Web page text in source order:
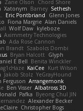
Zane Olson
Chord Shore
Xatonym Barney Sethesh
Eric Pontbriand
Glenn Jones
Fiona Margrie Alan Daniels
Wolf Daw kyleboze
Aximmetry Technologies
Ada Rose Cannon
Brandt Szabolcs Dombi
Bryan Halcott Glyph
E Bell Benita Winckler
KaiCee Kurt Wilson
Jakob Stolz YeGrayHound
Ferguson Arrangemonk
Ben Visser Albatross 3D
Pafka Byeong Chul JIN
Alexander Becker
Christopher Bogs